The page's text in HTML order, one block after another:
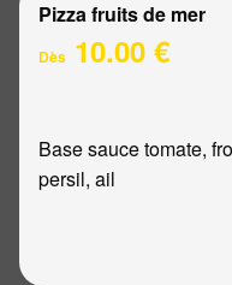
Pizza fruits de mer
Dès 10.00 €
Base sauce tomate,
persil, ail